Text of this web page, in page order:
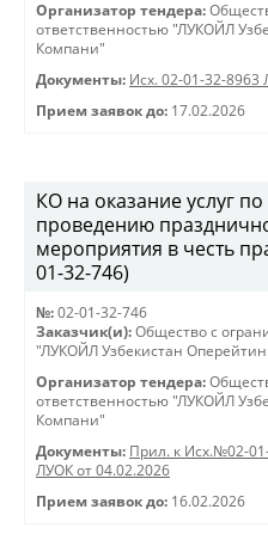
Организатор тендера:
ответственностью "ЛУКОЙЛ
Компани"
Документы: Исх. 02-01-32-8963
Прием заявок до: 17.02.2026
КО на оказание услуг
проведению
мероприятия в честь
01-32-746)
№: 02-01-32-746
Заказчик(и): Общество с
"ЛУКОЙЛ Узбекистан
Организатор тендера:
ответственностью "ЛУКОЙЛ
Компани"
Документы: Прил. к Исх.№02-
ЛУОК от 04.02.2026
Прием заявок до: 16.02.2026